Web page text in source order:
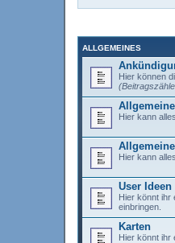
ALLGEMEINES
Hier können
Hier kann
Hier kann
User Ideen
Hier könnt ihr
einbringen.
Karten
Hier könnt ihr